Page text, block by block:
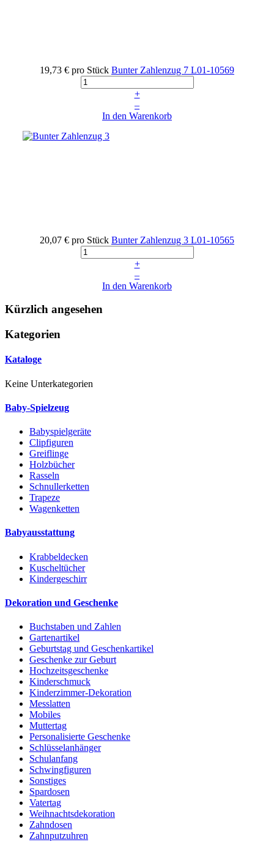
19,73 € pro Stück Bunter Zahlenzug 7 L01-10569
+
–
In den Warenkorb
20,07 € pro Stück Bunter Zahlenzug 3 L01-10565
+
–
In den Warenkorb
Kürzlich angesehen
Kategorien
Kataloge
Keine Unterkategorien
Baby-Spielzeug
Babyspielgeräte
Clipfiguren
Greiflinge
Holzbücher
Rasseln
Schnullerketten
Trapeze
Wagenketten
Babyausstattung
Krabbeldecken
Kuscheltücher
Kindergeschirr
Dekoration und Geschenke
Buchstaben und Zahlen
Gartenartikel
Geburtstag und Geschenkartikel
Geschenke zur Geburt
Hochzeitsgeschenke
Kinderschmuck
Kinderzimmer-Dekoration
Messlatten
Mobiles
Muttertag
Personalisierte Geschenke
Schlüsselanhänger
Schulanfang
Schwingfiguren
Sonstiges
Spardosen
Vatertag
Weihnachtsdekoration
Zahndosen
Zahnputzuhren